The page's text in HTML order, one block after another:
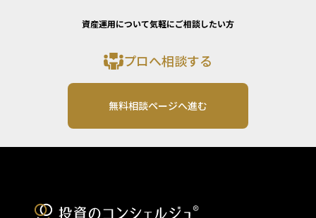
資産運用について気軽にご相談したい方
プロへ相談する
無料相談ページへ進む